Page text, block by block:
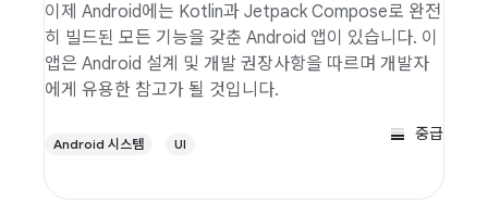
이제 Android에는 Kotlin과 Jetpack Compose로 완전
히 빌드된 모든 기능을 갖춘 Android 앱이 있습니다. 이
앱은 Android 설계 및 개발 권장사항을 따르며 개발자
에게 유용한 참고가 될 것입니다.
Android 시스템 UI
중급